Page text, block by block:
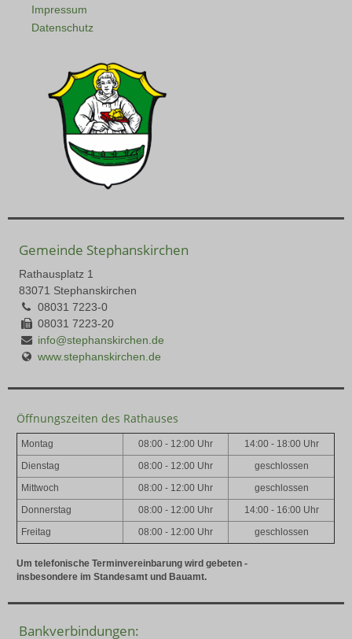
Impressum
Datenschutz
Gemeinde Stephanskirchen
Rathausplatz 1
83071 Stephanskirchen
08031 7223-0
08031 7223-20
info@stephanskirchen.de
www.stephanskirchen.de
Öffnungszeiten des Rathauses
Montag 08:00 - 12:00 Uhr 14:00 - 18:00 Uhr
Dienstag 08:00 - 12:00 Uhr geschlossen
Mittwoch 08:00 - 12:00 Uhr geschlossen
Donnerstag 08:00 - 12:00 Uhr 14:00 - 16:00 Uhr
Freitag 08:00 - 12:00 Uhr geschlossen
Um telefonische Terminvereinbarung wird gebeten -
insbesondere im Standesamt und Bauamt.
Bankverbindungen: